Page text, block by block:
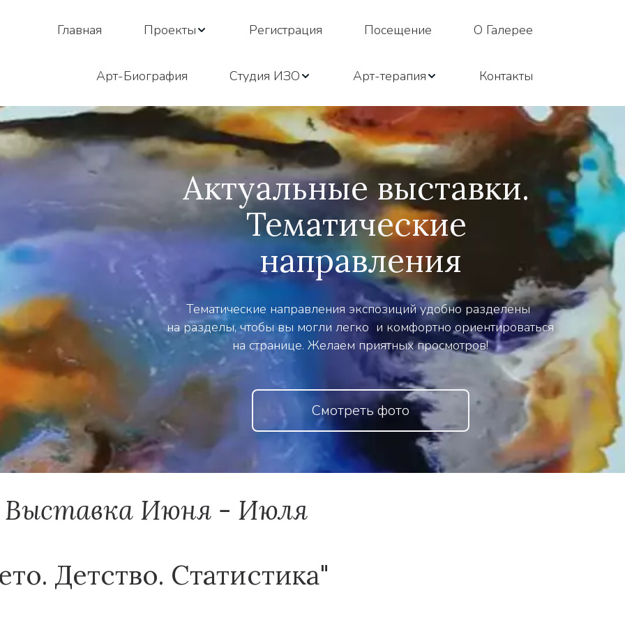
Главная Проекты Регистрация Посещение О Галерее
Арт-Биография Cтудия ИЗО Арт-терапия Контакты
Актуальные выставки.
Тематические
направления
Тематические направления экспозиций удобно разделены
на разделы, чтобы вы могли легко  и комфортно ориентироваться
на странице. Желаем приятных просмотров!
Смотреть фото
Выставка Июня - Июля
Детство. Статистика"